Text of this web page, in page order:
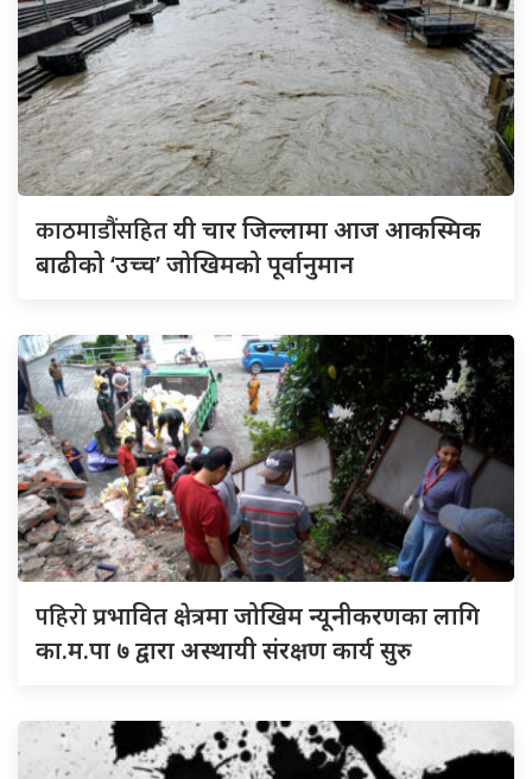
काठमाडौंसहितयी चार जिल्लामा आज आकस्मिक
बाढीको ‘उच्च’ जोखिमको पूर्वानुमान
पहिरोप्रभावित क्षेत्रमा जोखिम न्यूनीकरणका लागि
का.म.पा ७ द्वारा अस्थायी संरक्षण कार्य सुरु